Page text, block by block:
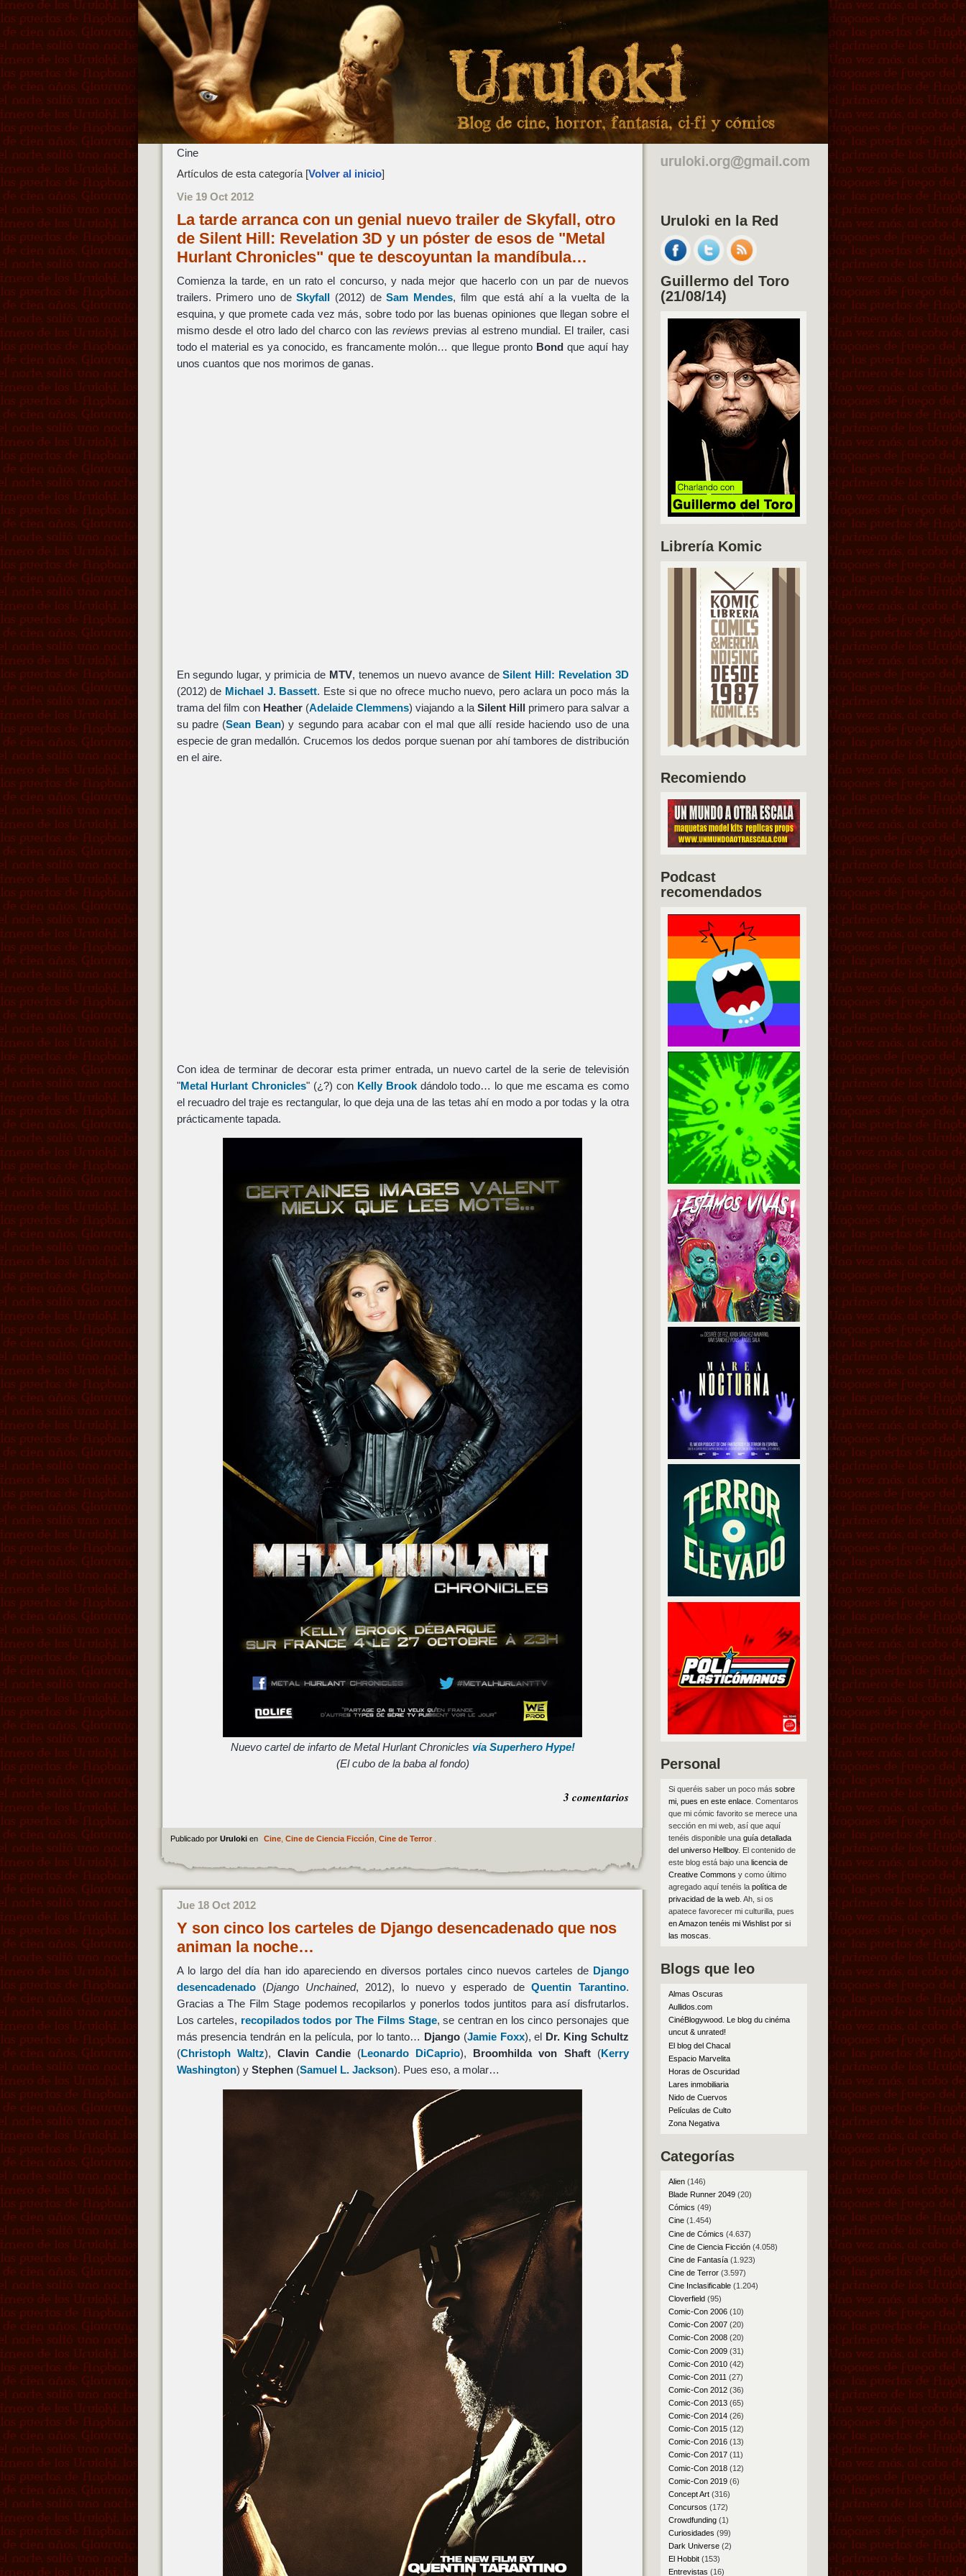
Cine
Artículos de esta categoría [Volver al inicio]
Vie 19 Oct 2012
La tarde arranca con un genial nuevo trailer de Skyfall, otro
de Silent Hill: Revelation 3D y un póster de esos de "Metal
Hurlant Chronicles" que te descoyuntan la mandíbula…
Comienza la tarde, en un rato el concurso, y nada mejor que hacerlo con un par de nuevos
trailers. Primero uno deSkyfall (2012) deSam Mendes, film que está ahí a la vuelta de la
esquina, y que promete cada vez más, sobre todo por las buenas opiniones que llegan sobre el
mismo desde el otro lado del charco con lasreviews previas al estreno mundial. El trailer, casi
todo el material es ya conocido, es francamente molón… que llegue pronto Bondque aquí hay
unos cuantos que nos morimos de ganas.
En segundo lugar, y primicia de MTV, tenemos un nuevo avance deSilent Hill: Revelation 3D
(2012) de Michael J. Bassett. Este si que no ofrece mucho nuevo, pero aclara un poco más la
trama del film con Heather (Adelaide Clemmens) viajando a la Silent Hill primero para salvar a
su padre (Sean Bean) y segundo para acabar con el mal que allí reside haciendo uso de una
especie de gran medallón. Crucemos los dedos porque suenan por ahí tambores de distribución
en el aire.
Con idea de terminar de decorar esta primer entrada, un nuevo cartel de la serie de televisión
"Metal Hurlant Chronicles" (¿?) con Kelly Brookdándolo todo… lo que me escama es como
el recuadro del traje es rectangular, lo que deja una de las tetas ahí en modo a por todas y la otra
prácticamente tapada.
Nuevo cartel de infarto de Metal Hurlant Chronicles vía Superhero Hype!
(El cubo de la baba al fondo)
3 comentarios
Publicado por Uruloki en Cine, Cine de Ciencia Ficción Cine de Terror.
Jue 18 Oct 2012
Y son cinco los carteles de Django desencadenado que nos
animan la noche…
A lo largo del día han ido apareciendo en diversos portales cinco nuevos carteles de Django
desencadenado(Django Unchained, 2012), lo nuevo y esperado deQuentin Tarantino.
Gracias a The Film Stage podemos recopilarlos y ponerlos todos juntitos para así disfrutarlos.
Los carteles, recopilados todos por The Films Stage, se centran en los cinco personajes que
más presencia tendrán en la película, por lo tanto… Django (Jamie Foxx), el Dr. King Schultz
(Christoph Waltz), Clavin Candie(Leonardo DiCaprio), Broomhilda von Shaft(Kerry
Washington) y Stephen(Samuel L. Jackson). Pues eso, a molar…
Uruloki en la Red
Guillermo del Toro
(21/08/14)
Librería Komic
Recomiendo
Podcast
recomendados
Personal
Si queréis saber un poco más sobre
mi, pues en este enlace. Comentaros
que mi cómic favorito se merece una
sección en mi web, así que aquí
tenéis disponible una guía detallada
del universo Hellboy. El contenido de
este blog está bajo una licencia de
Creative Commons y como último
agregado aquí tenéis la política de
privacidad de la web. Ah, si os
apatece favorecer mi culturilla, pues
en Amazon tenéis mi Wishlist por si
las moscas
Blogs que leo
Almas Oscuras
Aullidos.com
CinéBlogywood. Le blog du cinéma
uncut & unrated!
El blog del Chacal
Espacio Marvelita
Horas de Oscuridad
Lares inmobiliaria
Nido de Cuervos
Películas de Culto
Zona Negativa
Categorías
Alien(146)
Blade Runner 2049(20)
Cómics (49)
Cine(1.454)
Cine de Cómics (4.637)
Cine de Ciencia Ficción(4.058)
Cine de Fantasía(1.923)
Cine de Terror(3.597)
Cine Inclasificable(1.204)
Cloverfield(95)
Comic-Con 2006(10)
Comic-Con 2007(20)
Comic-Con 2008(20)
Comic-Con 2009(31)
Comic-Con 2010(42)
Comic-Con 2011 (27)
Comic-Con 2012(36)
Comic-Con 2013(65)
Comic-Con 2014(26)
Comic-Con 2015(12)
Comic-Con 2016(13)
Comic-Con 2017(11)
Comic-Con 2018(12)
Comic-Con 2019(6)
Concept Art(316)
Concursos (172)
Crowdfunding(1)
Curiosidades (99)
Dark Universe(2)
El Hobbit(153)
Entrevistas (16)